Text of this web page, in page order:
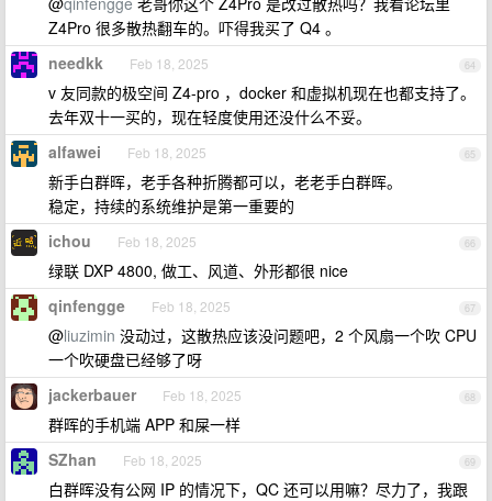
Z4Pro 很多散热翻车的。吓得我买了 Q4 。
64
needkk Feb 18, 2025
v 友同款的极空间 Z4-pro ，docker 和虚拟机现在也都支持了。
去年双十一买的，现在轻度使用还没什么不妥。
65
alfawei Feb 18, 2025
新手白群晖，老手各种折腾都可以，老老手白群晖。
稳定，持续的系统维护是第一重要的
66
ichou Feb 18, 2025
绿联 DXP 4800, 做工、风道、外形都很 nice
67
qinfengge Feb 18, 2025
@liuzimin 没动过，这散热应该没问题吧，2 个风扇一个吹 CPU
一个吹硬盘已经够了呀
68
jackerbauer Feb 18, 2025
群晖的手机端 APP 和屎一样
69
SZhan Feb 18, 2025
白群晖没有公网 IP 的情况下，QC 还可以用嘛？尽力了，我跟